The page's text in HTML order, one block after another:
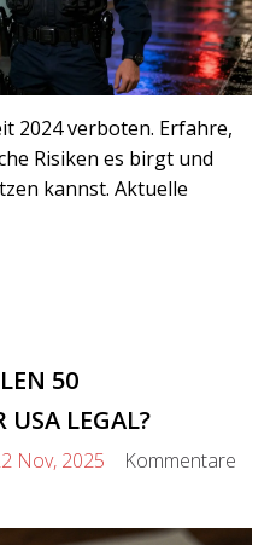
2024 verboten. Erfahre,
Risiken es birgt und
kannst. Aktuelle
50
USA LEGAL?
Nov, 2025 Kommentare